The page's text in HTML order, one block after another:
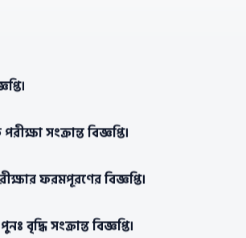
(শাহদৌলা সরকারি কলেজ) কেন্দ্রের ব্যবহারিক
সংক্রান্ত বিজ্ঞপ্তি।
ফরমপূরণের বিজ্ঞপ্তি।
সংক্রান্ত বিজ্ঞপ্তি।